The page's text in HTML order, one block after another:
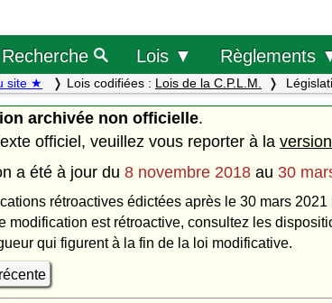
Recherche Lois ▼ Règlements
site ★ Lois codifiées : Lois de la C.P.L.M.
archivée non officielle.
officiel, veuillez vous reporter à la
a été à jour du 8 novembre 2018 au 30
rétroactives édictées après le 30 mars 2021
modification est rétroactive, consultez les
qui figurent à la fin de la loi modificative.